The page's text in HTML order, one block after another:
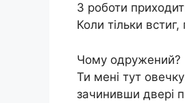
З роботи
Коли тільки
Чому одружений?
Ти мені тут
зачинивши двері